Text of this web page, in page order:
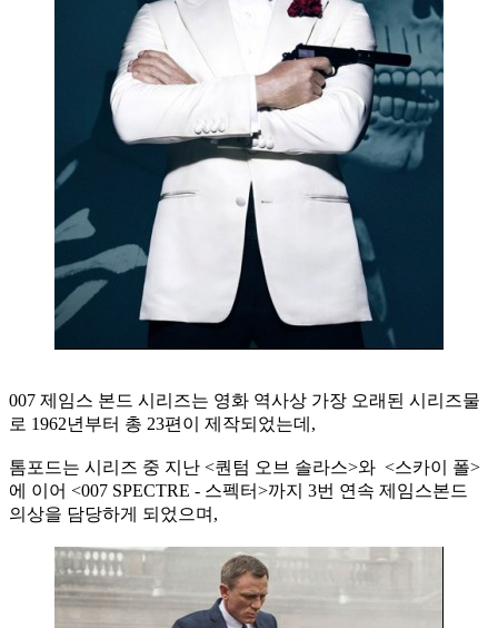
007 제임스 본드 시리즈는 영화 역사상 가장 오래된 시리즈물
로 1962년부터 총 23편이 제작되었는데,
톰포드는 시리즈 중 지난 <퀀텀 오브 솔라스>와 <스카이 폴>
에 이어 <007 SPECTRE - 스펙터>까지 3번 연속 제임스본드
의상을 담당하게 되었으며,